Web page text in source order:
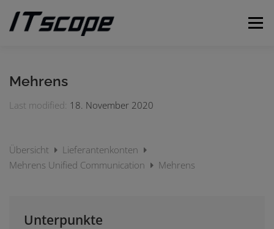
Inhalt
springen
Menü
Englisch
Mehrens
Last modified: 18. November 2020
Übersicht
Lieferantenkonten
Mehrens Unified Communication
Mehrens
Unterpunkte